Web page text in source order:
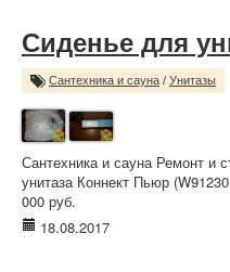
Сиденье для
Сантехника и сауна / Унитазы
Сантехника и сауна Ремонт и
унитаза Коннект Пьюр
000 руб.
18.08.2017